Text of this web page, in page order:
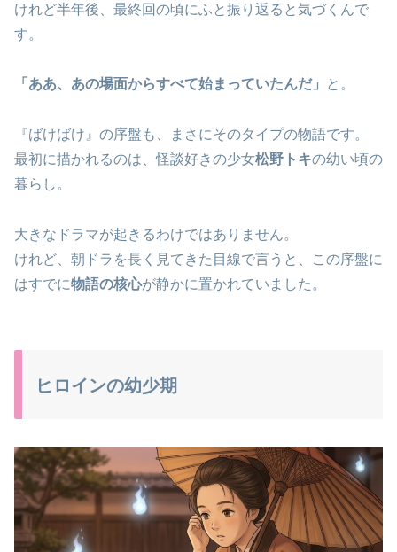
けれど半年後、最終回の頃にふと振り返ると気づくんで
す。
「ああ、あの場面からすべて始まっていたんだ」 と。
『ばけばけ』の序盤も、まさにそのタイプの物語です。
最初に描かれるのは、怪談好きの少女松野トキの幼い頃の
暮らし。
大きなドラマが起きるわけではありません。
けれど、朝ドラを長く見てきた目線で言うと、この序盤に
はすでに物語の核心が静かに置かれていました。
ヒロインの幼少期